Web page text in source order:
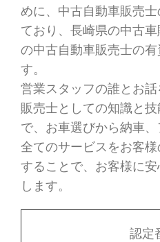
めに、中古自動車販売
ており、長崎県の中古
の中古自動車販売士の
す。
営業スタッフの誰とお
販売士としての知識と
で、お車選びから納車
全てのサービスをお客
することで、お客様に
します。
認定